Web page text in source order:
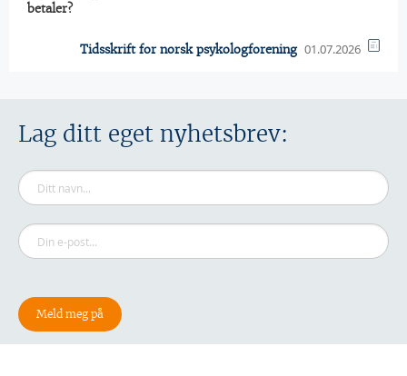
betaler?
Tidsskrift for norsk psykologforening 01.07.2026
Lag ditt eget nyhetsbrev: